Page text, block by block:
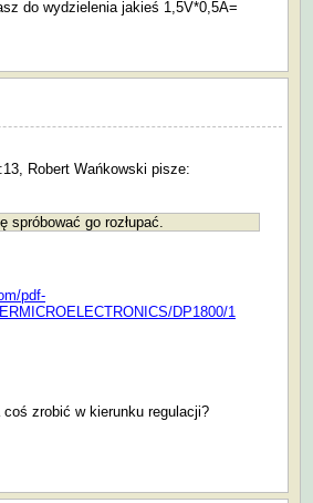
do wydzielenia jakieś 1,5V*0,5A=
Robert Wańkowski pisze:
spróbować go rozłupać.
pdf-
DP1800/1
zrobić w kierunku regulacji?